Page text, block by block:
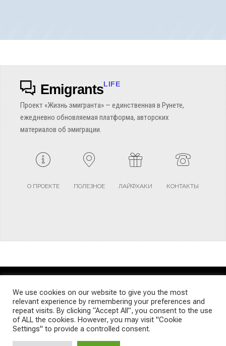
EmigrantsLIFE
Проект «Жизнь эмигранта» — единственная в Рунете,
ежедневно обновляемая платформа, авторских
материалов об эмиграции.
О ПРОЕКТЕ ПОЛЕЗНОЕ ЛАЙФХАКИ КОНТАКТЫ
TERMS AND CONDITIONS PRIVACY POLICY SITEMAP
© Emigrants Life WordPress Theme by TagDiv
We use cookies on our website to give you the most
relevant experience by remembering your preferences and
repeat visits. By clicking “Accept All”, you consent to the use
of ALL the cookies. However, you may visit "Cookie
Settings" to provide a controlled consent.